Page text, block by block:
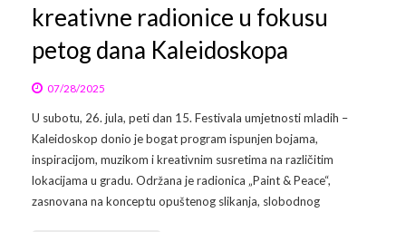
kreativne radionice u fokusu
petog dana Kaleidoskopa
07/28/2025
U subotu, 26. jula, peti dan 15. Festivala umjetnosti mladih –
Kaleidoskop donio je bogat program ispunjen bojama,
inspiracijom, muzikom i kreativnim susretima na različitim
lokacijama u gradu. Održana je radionica „Paint & Peace“,
zasnovana na konceptu opuštenog slikanja, slobodnog